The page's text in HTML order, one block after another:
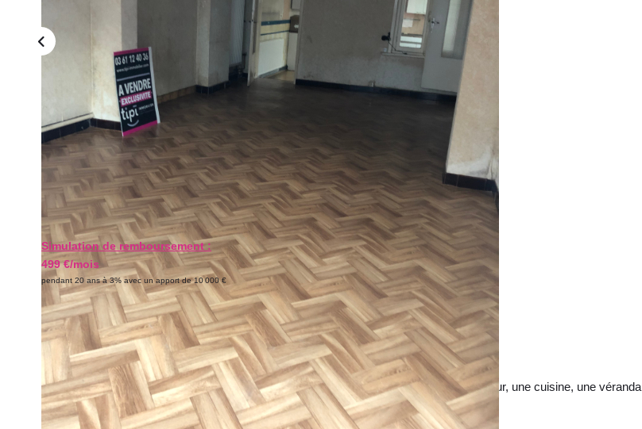
Simulation de remboursement :
499 €/mois
pendant 20 ans à 3% avec un apport de 10 000 €
Description
Réf : 2062
ANNEZIN - Maison individuelle de 110m² comprenant au rez de chaussée un salon séjour, une cuisine, une véranda
chauffée, une salle d'eau, wc.
A l'étage, 3 chambres et un espace salle de bain avec wc.